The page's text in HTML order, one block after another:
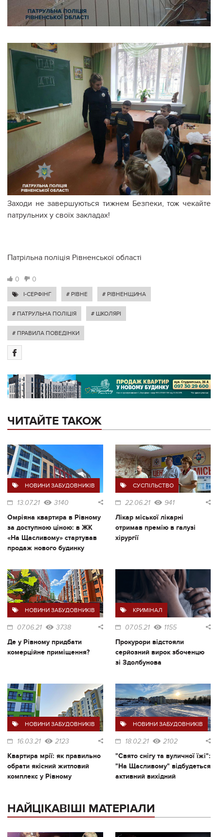
Заходи не завершуються тижнем Безпеки, тож чекайте
патрульних у своїх закладах!
Патрільна поліція Рівненської області
0 0
I-СЕРФІНГ # РІВНЕ # РІВНЕНЩИНА
# ПАТРУЛЬНА ПОЛІЦІЯ # ШКОЛЯРІ
# ПРАВИЛА ПОВЕДІНКИ
ЧИТАЙТЕ ТАКОЖ
НОВИНИ ЗАБУДОВНИКІВ
13.07.21 3140
Омріяна квартира в Рівному
за доступною ціною: в ЖК
«На Щасливому» стартував
продаж нового будинку
СУСПІЛЬСТВО
22.06.21 941
Лікар міської лікарні
отримав премію в галузі
хірургії
НОВИНИ ЗАБУДОВНИКІВ
07.06.21 3738
Де у Рівному придбати
комерційне приміщення?
КРИМІНАЛ
07.05.21 1155
Прокурори відстояли
серйозний вирок збоченцю
зі Здолбунова
НОВИНИ ЗАБУДОВНИКІВ
16.03.21 2123
Квартира мрії: як правильно
обрати якісний житловий
комплекс у Рівному
НОВИНИ ЗАБУДОВНИКІВ
18.02.21 2102
"Свято снігу та вуличної їжі":
"На Щасливому" відбудеться
активний вихідний
НАЙЦІКАВІШІ МАТЕРІАЛИ